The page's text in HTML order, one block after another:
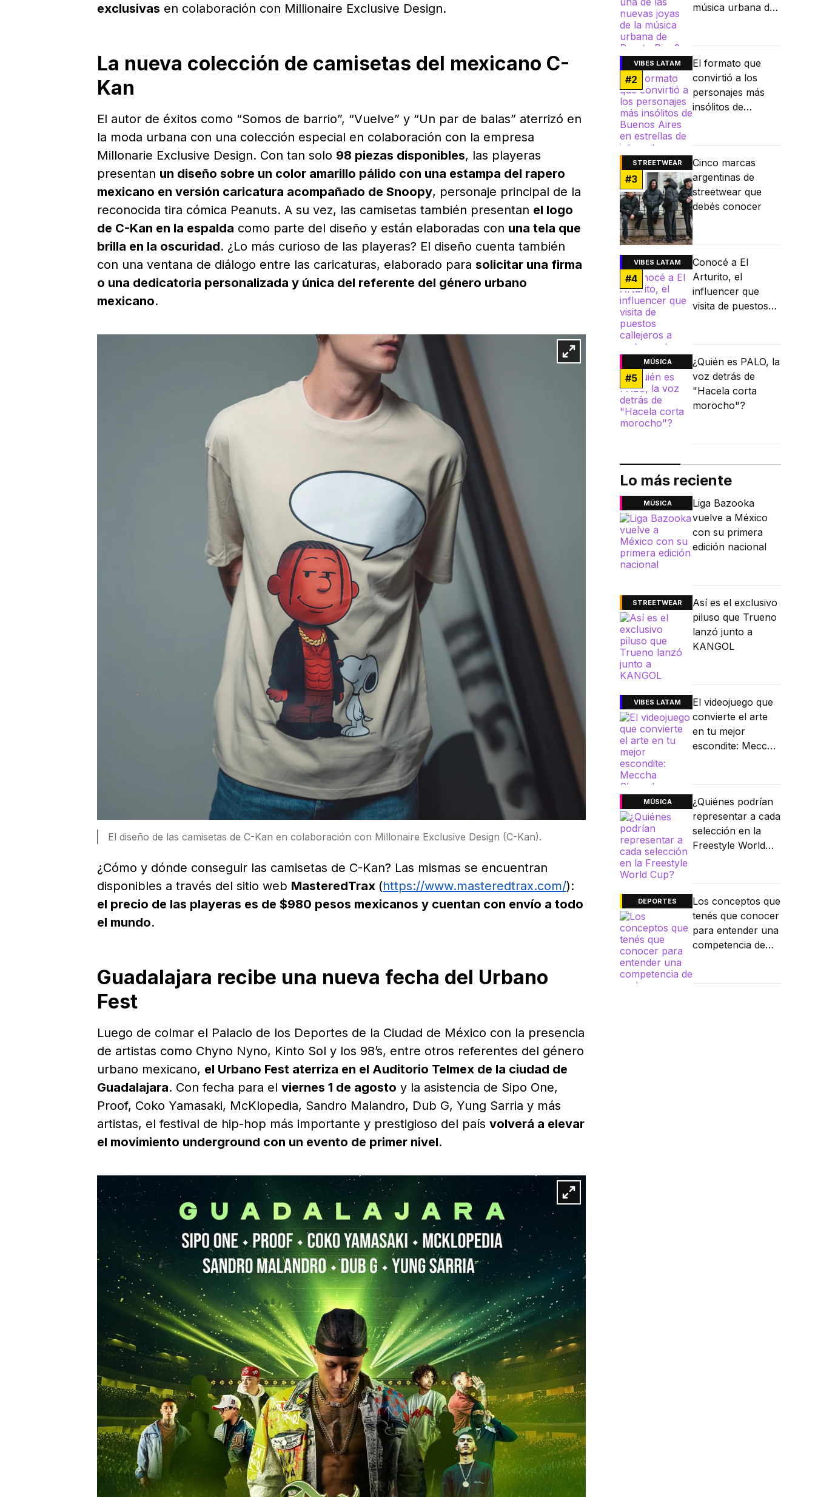
exclusivas en colaboración con Millionaire Exclusive Design.
La nueva colección de camisetas del mexicano C-
Kan
El autor de éxitos como “Somos de barrio”, “Vuelve” y “Un par de balas” aterrizó en
la moda urbana con una colección especial en colaboración con la empresa
Millonarie Exclusive Design. Con tan solo 98 piezas disponibles, las playeras
presentan un diseño sobre un color amarillo pálido con una estampa del rapero
mexicano en versión caricatura acompañado de Snoopy, personaje principal de la
reconocida tira cómica Peanuts. A su vez, las camisetas también presentan el logo
de C-Kan en la espalda como parte del diseño y están elaboradas con una tela que
brilla en la oscuridad. ¿Lo más curioso de las playeras? El diseño cuenta también
con una ventana de diálogo entre las caricaturas, elaborado para solicitar una firma
o una dedicatoria personalizada y única del referente del género urbano
mexicano.
El diseño de las camisetas de C-Kan en colaboración con Millonaire Exclusive Design (C-Kan).
¿Cómo y dónde conseguir las camisetas de C-Kan? Las mismas se encuentran
disponibles a través del sitio web MasteredTrax (https://www.masteredtrax.com/):
el precio de las playeras es de $980 pesos mexicanos y cuentan con envío a todo
el mundo.
Guadalajara recibe una nueva fecha del Urbano
Fest
Luego de colmar el Palacio de los Deportes de la Ciudad de México con la presencia
de artistas como Chyno Nyno, Kinto Sol y los 98’s, entre otros referentes del género
urbano mexicano, el Urbano Fest aterriza en el Auditorio Telmex de la ciudad de
Guadalajara. Con fecha para el viernes 1 de agosto y la asistencia de Sipo One,
Proof, Coko Yamasaki, McKlopedia, Sandro Malandro, Dub G, Yung Sarria y más
artistas, el festival de hip-hop más importante y prestigioso del país volverá a elevar
el movimiento underground con un evento de primer nivel.
música urbana de
VIBES LATAM
#2
El formato que
convirtió a los
personajes más
insólitos de
STREETWEAR
#3
Cinco marcas
argentinas de
streetwear que
debés conocer
VIBES LATAM
#4
Conocé a El
Arturito, el
influencer que
visita de puestos
MÚSICA
#5
¿Quién es PALO, la
voz detrás de
"Hacela corta
morocho"?
Lo más reciente
MÚSICA
Liga Bazooka
vuelve a México
con su primera
edición nacional
STREETWEAR
Así es el exclusivo
piluso que Trueno
lanzó junto a
KANGOL
VIBES LATAM
El videojuego que
convierte el arte
en tu mejor
escondite: Meccha
MÚSICA
¿Quiénes podrían
representar a cada
selección en la
Freestyle World
DEPORTES
Los conceptos que
tenés que conocer
para entender una
competencia de